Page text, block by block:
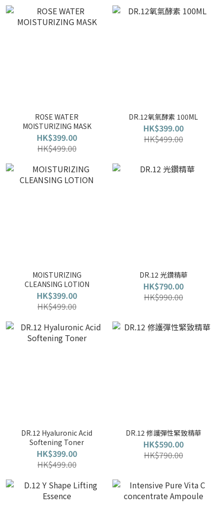
ROSE WATER
MOISTURIZING MASK
HK$399.00
HK$499.00
DR.12氧氣酵素 100ML
HK$399.00
HK$499.00
MOISTURIZING
CLEANSING LOTION
HK$399.00
HK$499.00
DR.12 光鑽精華
HK$790.00
HK$990.00
DR.12 Hyaluronic Acid
Softening Toner
HK$399.00
HK$499.00
DR.12 修護彈性緊致精華
HK$590.00
HK$790.00